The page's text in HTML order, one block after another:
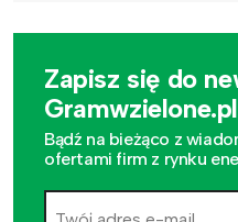
Zapisz się do
Bądź na bieżąco z
ofertami firm z rynku